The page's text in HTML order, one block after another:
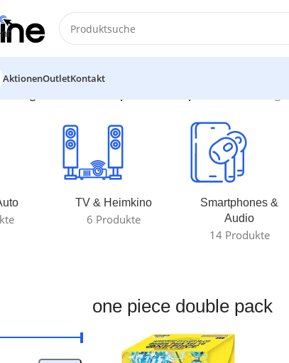
AktionenOutletKontakt
mit „one piece double pack“
TV & Heimkino
6 Produkte
Smartphones &
Audio
14 Produkte
one piece double pack